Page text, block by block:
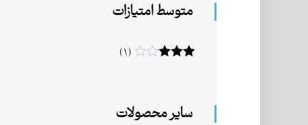
متوسط امتیازات
(۱)
سایر محصولات